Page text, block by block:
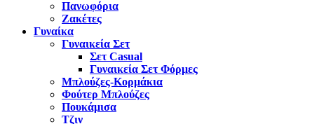
Πανωφόρια
Ζακέτες
Γυναίκα
Γυναικεία Σετ
Σετ Casual
Γυναικεία Σετ Φόρμες
Μπλούζες-Κορμάκια
Φούτερ Μπλούζες
Πουκάμισα
Τζιν